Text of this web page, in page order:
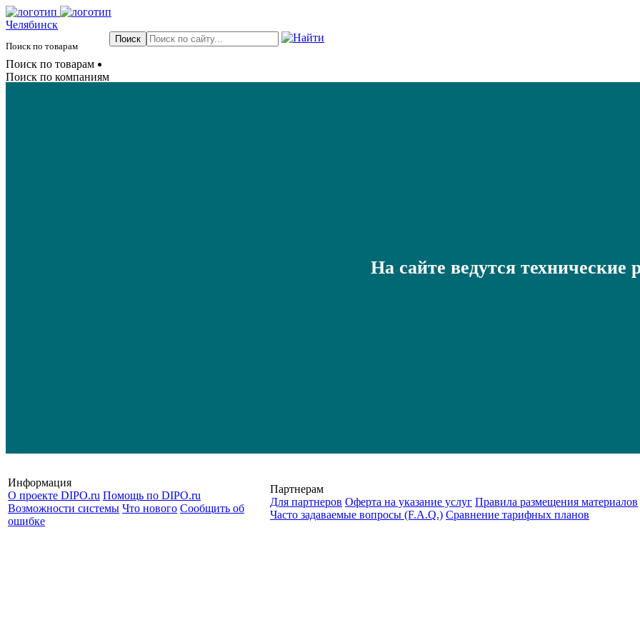
Челябинск
Поиск по товарам
Поиск по товарам
Поиск по компаниям
На сайте ведутся технические
Информация
О проекте DIPO.ru Помощь по DIPO.ru
Возможности системы Что нового Сообщить об
ошибке
Партнерам
Для партнеров Оферта на указание услуг Правила размещения материалов
Часто задаваемые вопросы (F.A.Q.) Cравнение тарифных планов